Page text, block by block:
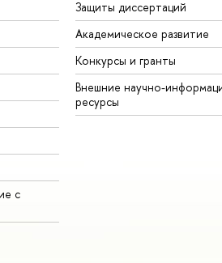
с
Защиты диссертаций
Академическое развитие
Конкурсы и гранты
Внешние научно-
ресурсы